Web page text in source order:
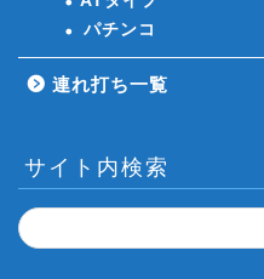
パチンコ
連れ打ち一覧
サイト内検索